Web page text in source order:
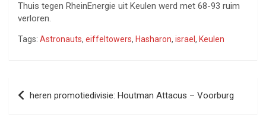
Thuis tegen RheinEnergie uit Keulen werd met 68-93 ruim
verloren.
Tags: Astronauts, eiffeltowers, Hasharon, israel , Keulen
Bericht
navigatie
heren promotiedivisie: Houtman Attacus – Voorburg